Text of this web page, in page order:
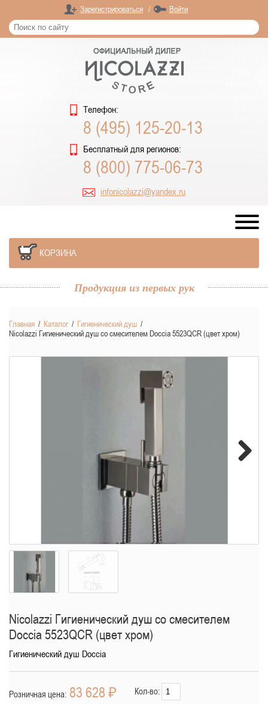
Зарегистрироваться / Войти
Телефон:
8 (495) 125-20-13
Бесплатный для регионов:
8 (800) 775-06-73
infonicolazzi@yandex.ru
КОРЗИНА
Продукция из первых рук
Главная / Каталог/ Гигиенический душ /
Nicolazzi Гигиенический душ со смесителем Doccia 5523QCR (цвет хром)
Nicolazzi Гигиенический душ со смесителем
Doccia 5523QCR (цвет хром)
Гигиенический душ Doccia
Розничная цена: 83 628 ₽ Кол-во: